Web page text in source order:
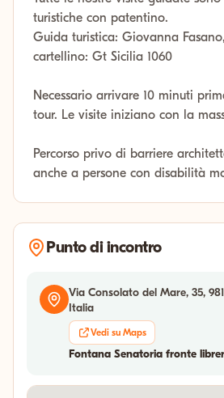
turistiche con patentino.
Guida turistica: Giovanna
cartellino: Gt Sicilia 1060
Necessario arrivare 10 minuti
tour. Le visite iniziano con la
Percorso privo di barriere
anche a persone con disabilità
Punto di incontro
Via Consolato del Mare, 35,
Italia
Vedi su Maps
Fontana Senatoria fronte